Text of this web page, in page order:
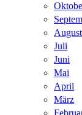
August
Juli
Juni
Mai
April
März